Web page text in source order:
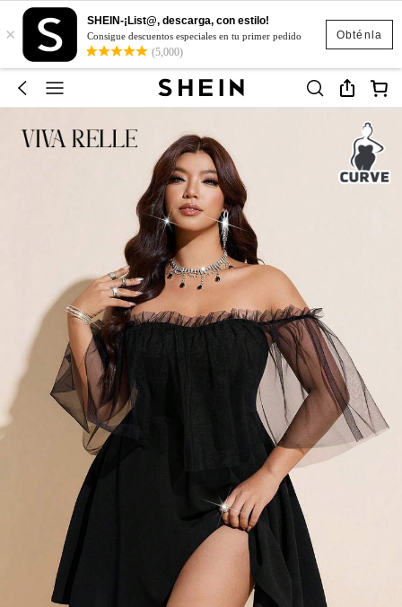
Obténla
×
SHEIN-¡List@, descarga, con estilo!
Consigue descuentos especiales en tu primer pedido
(5,000)